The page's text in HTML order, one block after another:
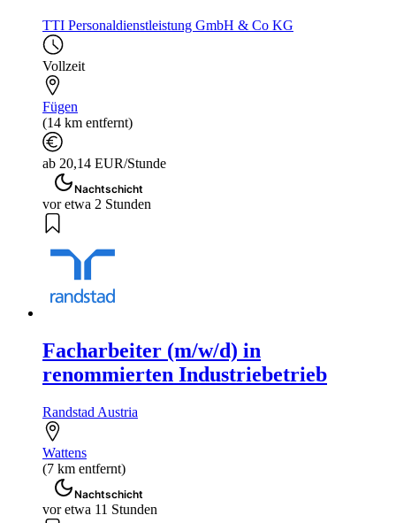
TTI Personaldienstleistung GmbH & Co KG
Vollzeit
Fügen
(14 km entfernt)
ab 20,14 EUR/Stunde
Nachtschicht
vor etwa 2 Stunden
Facharbeiter (m/w/d) in
renommierten Industriebetrieb
Randstad Austria
Wattens
(7 km entfernt)
Nachtschicht
vor etwa 11 Stunden